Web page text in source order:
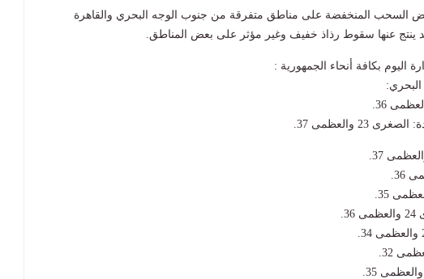
السحب المنخفضة على مناطق متفرقة من جنوب الوجه البحري والقاهرة
ينتج عنها سقوط رذاذ خفيف وغير مؤثر على بعض المناطق.
اليوم بكافة أنحاء الجمهورية :
البحري:
23 والعظمى 37.